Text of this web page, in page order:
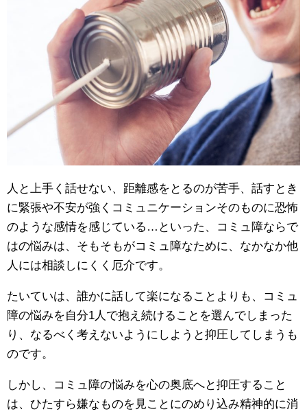
人と上手く話せない、距離感をとるのが苦手、話すとき
に緊張や不安が強くコミュニケーションそのものに恐怖
のような感情を感じている…といった、コミュ障ならで
はの悩みは、そもそもがコミュ障なために、なかなか他
人には相談しにくく厄介です。
たいていは、誰かに話して楽になることよりも、コミュ
障の悩みを自分1人で抱え続けることを選んでしまった
り、なるべく考えないようにしようと抑圧してしまうも
のです。
しかし、コミュ障の悩みを心の奥底へと抑圧すること
は、ひたすら嫌なものを見ことにのめり込み精神的に消